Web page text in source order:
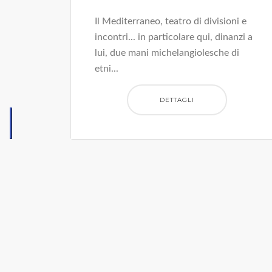
Il Mediterraneo, teatro di divisioni e
incontri... in particolare qui, dinanzi a
lui, due mani michelangiolesche di
etni...
DETTAGLI